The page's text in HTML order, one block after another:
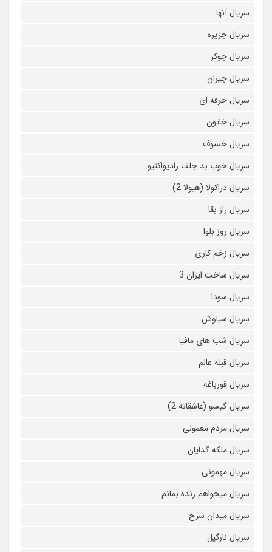
سریال آنها
سریال جزیره
سریال جوکر
سریال جیران
سریال حرفه ای
سریال خاتون
سریال خسوف
سریال خوب بد جلف رادیواکتیو
سریال دراکولا (هیولا 2)
سریال راز بقا
سریال روز بلوا
سریال زخم کاری
سریال ساخت ایران 3
سریال سودا
سریال سیاوش
سریال شب های مافیا
سریال قبله عالم
سریال قورباغه
سریال گیسو (عاشقانه 2)
سریال مردم معمولی
سریال ملکه گدایان
سریال مهمونی
سریال میخواهم زنده بمانم
سریال میدان سرخ
سریال نارگیل